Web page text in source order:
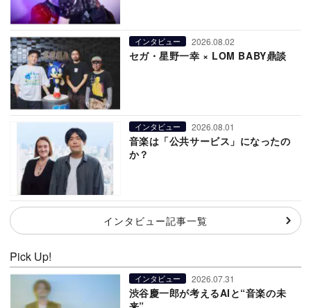
インタビュー 2026.08.02
セガ・星野一幸 × LOM BABY鼎談
インタビュー 2026.08.01
音楽は「公共サービス」になったの
か？
インタビュー記事一覧
Pick Up!
インタビュー 2026.07.31
渋谷慶一郎が考えるAIと“音楽の未